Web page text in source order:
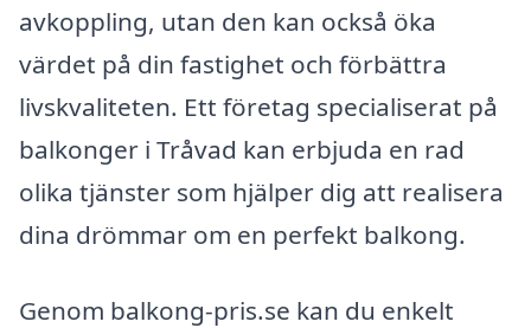
avkoppling, utan den kan också öka
värdet på din fastighet och förbättra
livskvaliteten. Ett företag specialiserat på
balkonger i Tråvad kan erbjuda en rad
olika tjänster som hjälper dig att realisera
dina drömmar om en perfekt balkong.
Genom balkong-pris.se kan du enkelt